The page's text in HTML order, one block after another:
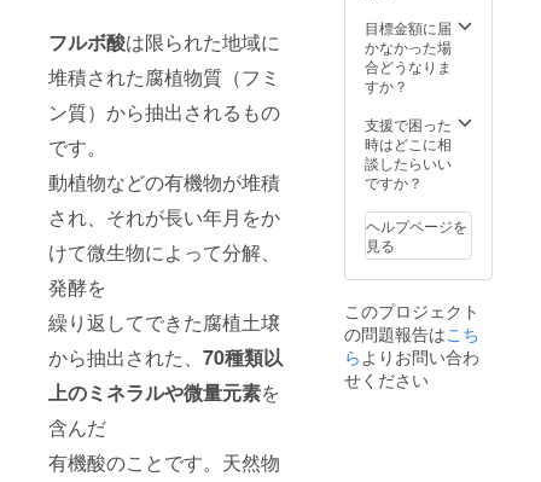
フルボ酸は限られた地域に
堆積された腐植物質（フミ
ン質）から抽出されるもの
です。
動植物などの有機物が堆積
され、それが長い年月をか
けて微生物によって分解、
発酵を
繰り返してできた腐植土壌
から抽出された、 70種類以
上のミネラルや微量元素を
含んだ
有機酸のことです。天然物
目標金額に届
かなかった場
合どうなりま
すか？
支援で困った
時はどこに相
談したらいい
ですか？
ヘルプページを
見る
このプロジェクト
の問題報告はこち
ら よりお問い合わ
せください